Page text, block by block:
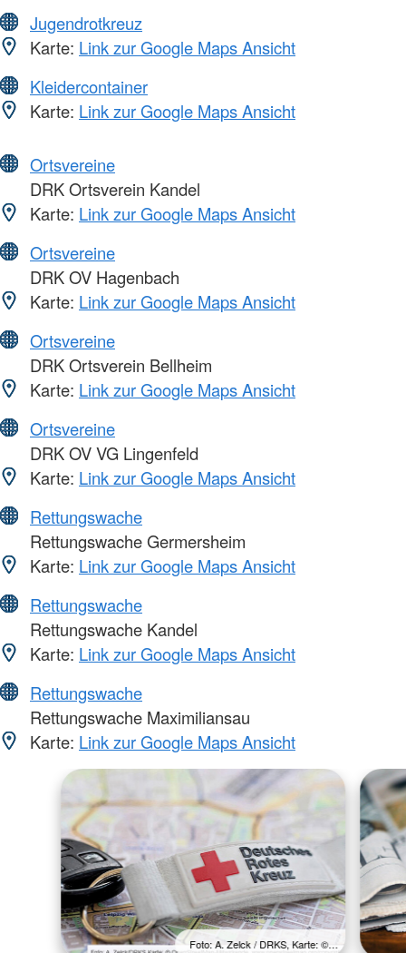
Jugendrotkreuz
Karte: Link zur Google Maps Ansicht
Kleidercontainer
Karte: Link zur Google Maps Ansicht
Ortsvereine
DRK Ortsverein Kandel
Karte: Link zur Google Maps Ansicht
Ortsvereine
DRK OV Hagenbach
Karte: Link zur Google Maps Ansicht
Ortsvereine
DRK Ortsverein Bellheim
Karte: Link zur Google Maps Ansicht
Ortsvereine
DRK OV VG Lingenfeld
Karte: Link zur Google Maps Ansicht
Rettungswache
Rettungswache Germersheim
Karte: Link zur Google Maps Ansicht
Rettungswache
Rettungswache Kandel
Karte: Link zur Google Maps Ansicht
Rettungswache
Rettungswache Maximiliansau
Karte: Link zur Google Maps Ansicht
Foto: A. Zelck / DRKS, Karte: ©…